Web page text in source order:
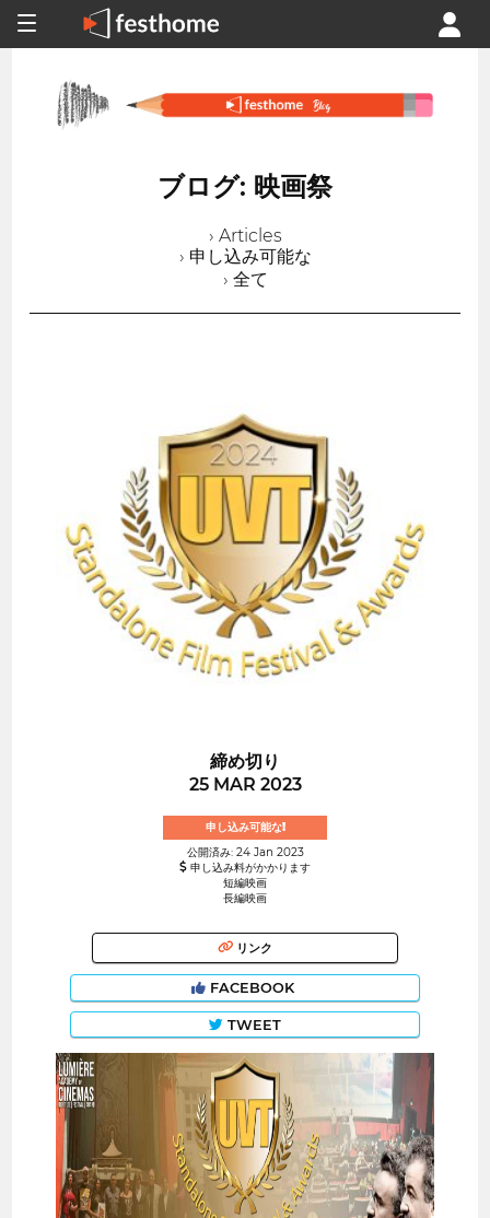
ブログ: 映画祭
› Articles
› 申し込み可能な
› 全て
締め切り
25 MAR 2023
申し込み可能な!
公開済み: 24 Jan 2023
申し込み料がかかります
短編映画
長編映画
リンク
FACEBOOK
TWEET